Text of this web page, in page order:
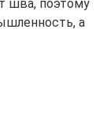
шва, поэтому
а